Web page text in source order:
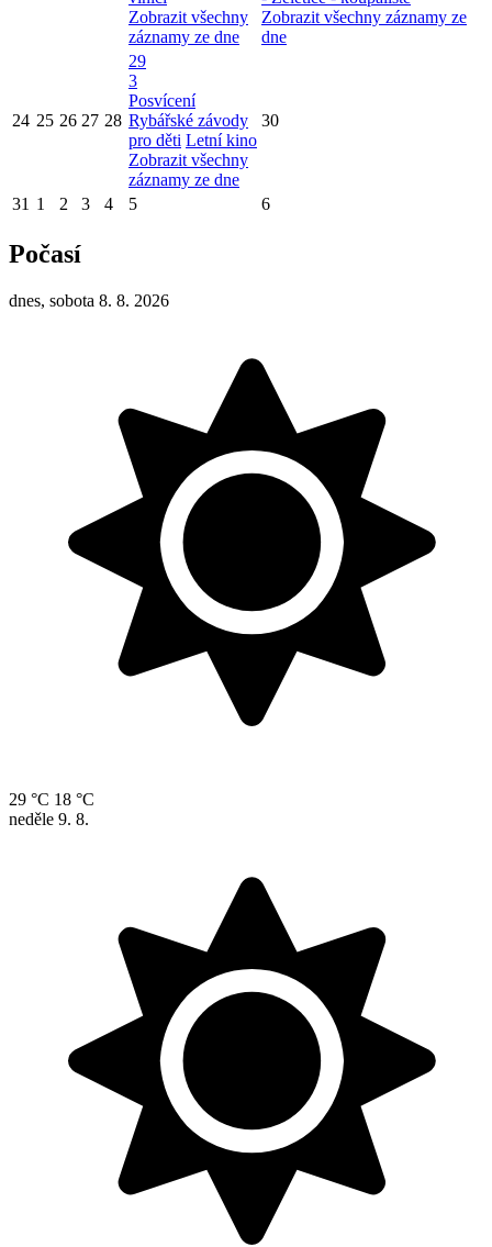
Zobrazit všechny
záznamy ze dne
Zobrazit všechny záznamy ze
dne
24 25 26 27 28
29
3
Posvícení
Rybářské závody
pro děti Letní kino
Zobrazit všechny
záznamy ze dne
30
31 1 2 3 4 5 6
Počasí
dnes, sobota 8. 8. 2026
29 °C 18 °C
neděle 9. 8.